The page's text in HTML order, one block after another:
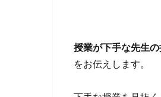
授業が下手な先生
をお伝えします。